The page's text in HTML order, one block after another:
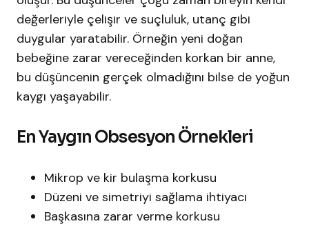
değerleriyle çelişir ve suçluluk, utanç gibi
duygular yaratabilir. Örneğin yeni doğan
bebeğine zarar vereceğinden korkan bir anne,
bu düşüncenin gerçek olmadığını bilse de yoğun
kaygı yaşayabilir.
En Yaygın Obsesyon Örnekleri
Mikrop ve kir bulaşma korkusu
Düzeni ve simetriyi sağlama ihtiyacı
Başkasına zarar verme korkusu